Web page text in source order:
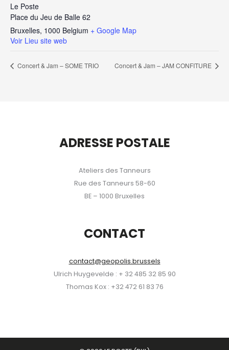
Le Poste
Place du Jeu de Balle 62
Bruxelles, 1000 Belgium + Google Map
Voir Lieu site web
Concert & Jam – SOME TRIO Concert & Jam – JAM CONFITURE
ADRESSE POSTALE
Ateliers des Tanneurs
Rue des Tanneurs 58-60
BE – 1000 Bruxelles
CONTACT
contact@geopolis.brussels
Ulrich Huygevelde : + 32 485 32 85 90
Thomas Kox : +32 472 61 83 76